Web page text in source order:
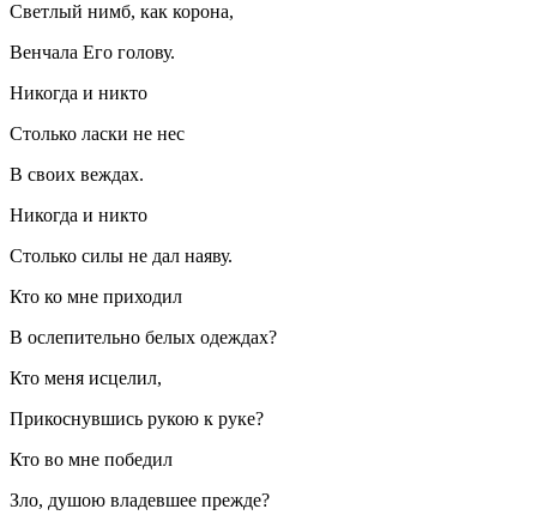
Светлый нимб, как корона,
Венчала Его голову.
Никогда и никто
Столько ласки не нес
В своих веждах.
Никогда и никто
Столько силы не дал наяву.
Кто ко мне приходил
В ослепительно белых одеждах?
Кто меня исцелил,
Прикоснувшись рукою к руке?
Кто во мне победил
Зло, душою владевшее прежде?